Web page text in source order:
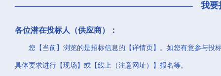
我要
各位潜在投标人（供应商）：
您【当前】浏览的是招标信息的【详情页】。如您有意参与投
具体要求进行【现场】或【线上（注意网址）】报名等。